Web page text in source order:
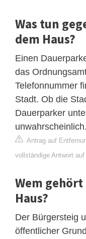
Was tun
dem Haus?
Einen
das
Telefonnummer
Stadt. Ob die
Dauerparker
unwahrscheinlich.
Antrag auf
vollständige Antwort
Wem
Haus?
Der Bürgersteig
öffentlicher